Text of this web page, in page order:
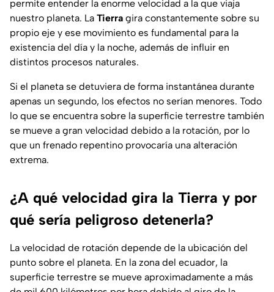
permite entender la enorme velocidad a la que viaja
nuestro planeta. La Tierra gira constantemente sobre su
propio eje y ese movimiento es fundamental para la
existencia del día y la noche, además de influir en
distintos procesos naturales.
Si el planeta se detuviera de forma instantánea durante
apenas un segundo, los efectos no serían menores. Todo
lo que se encuentra sobre la superficie terrestre también
se mueve a gran velocidad debido a la rotación, por lo
que un frenado repentino provocaría una alteración
extrema.
¿A qué velocidad gira la Tierra y por
qué sería peligroso detenerla?
La velocidad de rotación depende de la ubicación del
punto sobre el planeta. En la zona del ecuador, la
superficie terrestre se mueve aproximadamente a más